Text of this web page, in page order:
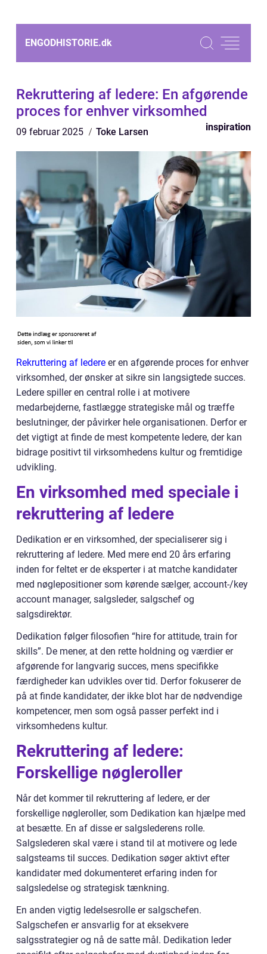
ENGODHISTORIE.dk
Rekruttering af ledere: En afgørende
proces for enhver virksomhed
09 februar 2025 Toke Larsen inspiration
Rekruttering af ledere er en afgørende proces for enhver
virksomhed, der ønsker at sikre sin langsigtede succes.
Ledere spiller en central rolle i at motivere
medarbejderne, fastlægge strategiske mål og træffe
beslutninger, der påvirker hele organisationen. Derfor er
det vigtigt at finde de mest kompetente ledere, der kan
bidrage positivt til virksomhedens kultur og fremtidige
udvikling.
En virksomhed med speciale i
rekruttering af ledere
Dedikation er en virksomhed, der specialiserer sig i
rekruttering af ledere. Med mere end 20 års erfaring
inden for feltet er de eksperter i at matche kandidater
med nøglepositioner som kørende sælger, account-/key
account manager, salgsleder, salgschef og
salgsdirektør.
Dedikation følger filosofien “hire for attitude, train for
skills”. De mener, at den rette holdning og værdier er
afgørende for langvarig succes, mens specifikke
færdigheder kan udvikles over tid. Derfor fokuserer de
på at finde kandidater, der ikke blot har de nødvendige
kompetencer, men som også passer perfekt ind i
virksomhedens kultur.
Rekruttering af ledere:
Forskellige nøgleroller
Når det kommer til rekruttering af ledere, er der
forskellige nøgleroller, som Dedikation kan hjælpe med
at besætte. En af disse er salgslederens rolle.
Salgslederen skal være i stand til at motivere og lede
salgsteams til succes. Dedikation søger aktivt efter
kandidater med dokumenteret erfaring inden for
salgsledelse og strategisk tænkning.
En anden vigtig ledelsesrolle er salgschefen.
Salgschefen er ansvarlig for at eksekvere
salgsstrategier og nå de satte mål. Dedikation leder